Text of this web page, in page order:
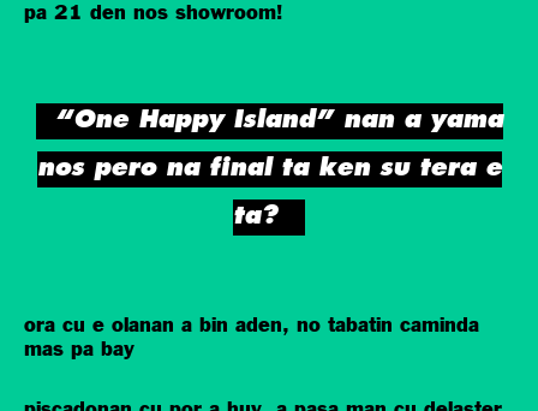
pa 21 den nos showroom!
“One Happy Island” nan a yama
nos pero na final ta ken su tera e
ta?
ora cu e olanan a bin aden, no tabatin caminda
mas pa bay